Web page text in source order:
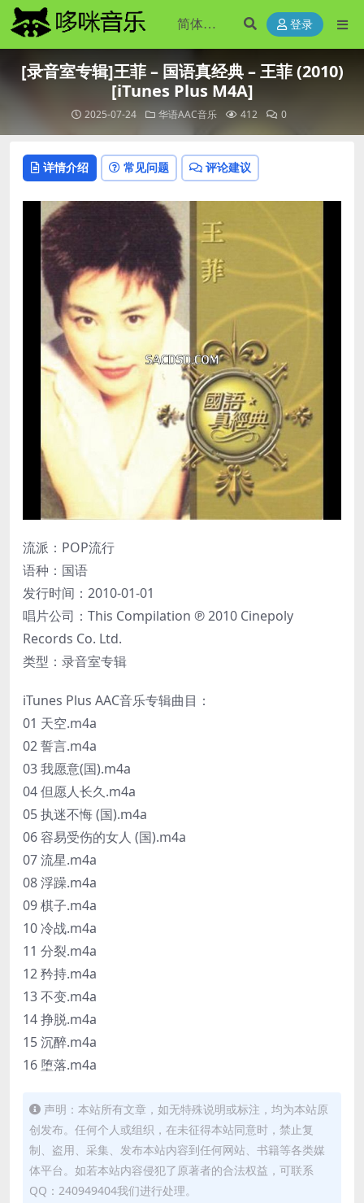
登录
[录音室专辑]王菲 – 国语真经典 – 王菲 (2010)
[iTunes Plus M4A]
2025-07-24 华语AAC音乐 412 0
详情介绍 常见问题 评论建议
流派：POP流行
语种：国语
发行时间：2010-01-01
唱片公司：This Compilation ℗ 2010 Cinepoly
Records Co. Ltd.
类型：录音室专辑
iTunes Plus AAC音乐专辑曲目：
01 天空.m4a
02 誓言.m4a
03 我愿意(国).m4a
04 但愿人长久.m4a
05 执迷不悔 (国).m4a
06 容易受伤的女人 (国).m4a
07 流星.m4a
08 浮躁.m4a
09 棋子.m4a
10 冷战.m4a
11 分裂.m4a
12 矜持.m4a
13 不变.m4a
14 挣脱.m4a
15 沉醉.m4a
16 堕落.m4a
声明：本站所有文章，如无特殊说明或标注，均为本站原
创发布。任何个人或组织，在未征得本站同意时，禁止复
制、盗用、采集、发布本站内容到任何网站、书籍等各类媒
体平台。如若本站内容侵犯了原著者的合法权益，可联系
QQ：240949404我们进行处理。